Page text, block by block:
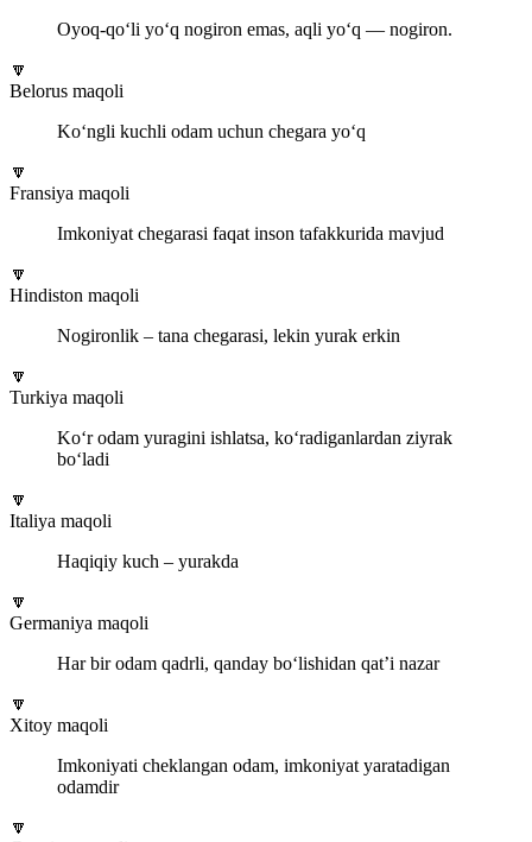
Oyoq-qo‘li yo‘q nogiron emas, aqli yo‘q — nogiron.
🔽
Belorus maqoli
Ko‘ngli kuchli odam uchun chegara yo‘q
🔽
Fransiya maqoli
Imkoniyat chegarasi faqat inson tafakkurida mavjud
🔽
Hindiston maqoli
Nogironlik – tana chegarasi, lekin yurak erkin
🔽
Turkiya maqoli
Ko‘r odam yuragini ishlatsa, ko‘radiganlardan ziyrak
bo‘ladi
🔽
Italiya maqoli
Haqiqiy kuch – yurakda
🔽
Germaniya maqoli
Har bir odam qadrli, qanday bo‘lishidan qat’i nazar
🔽
Xitoy maqoli
Imkoniyati cheklangan odam, imkoniyat yaratadigan
odamdir
🔽